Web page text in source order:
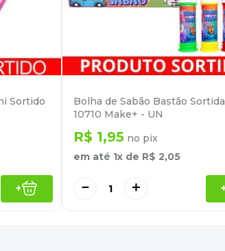
Sortido
+
Bolha de Sabão Bastão Sortida
10710 Make+ - UN
R$ 1,95 no pix
em até 1x de R$ 2,05
＋
－ +